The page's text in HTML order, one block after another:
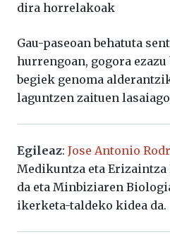
dira horrelakoak
Gau-paseoan behatuta
hurrengoan, gogora
begiek genoma
laguntzen zaituen
Egileaz: Jose Antonio
Medikuntza eta
da eta Minbiziaren
ikerketa-taldeko kidea da.